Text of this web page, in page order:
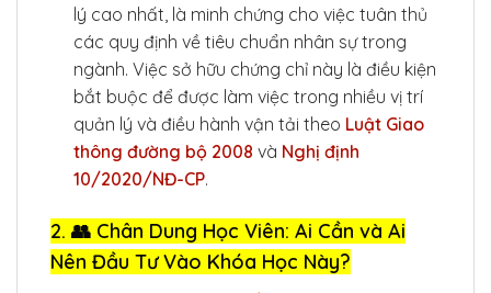
lý cao nhất, là minh chứng cho việc tuân thủ
các quy định về tiêu chuẩn nhân sự trong
ngành. Việc sở hữu chứng chỉ này là điều kiện
bắt buộc để được làm việc trong nhiều vị trí
quản lý và điều hành vận tải theo Luật Giao
thông đường bộ 2008 và Nghị định
10/2020/NĐ-CP.
2. 👥 Chân Dung Học Viên: Ai Cần và Ai
Nên Đầu Tư Vào Khóa Học Này?